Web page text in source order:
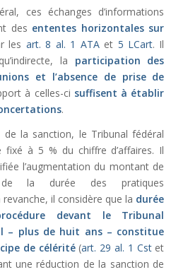
ces échanges d’informations
des ententes horizontales sur
les art. 8 al. 1 ATAet 5 LCart. Il
la participation des
et l’absence de prise de
à celles-ci suffisent à établir
.
de la sanction, le Tribunal fédéral
à 5 % du chiffre d’affaires. Il
l’augmentation du montant de
la durée des pratiques
il considère que la durée
devant le Tribunal
– plus de huit ans – constitue
de célérité(art. 29 al. 1 Cstet
une réduction de la sanction de